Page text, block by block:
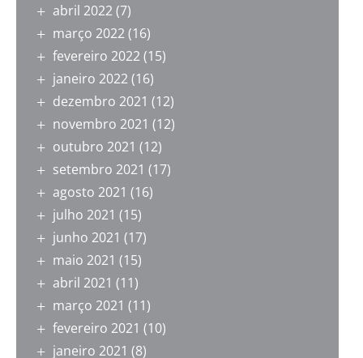
abril 2022(7)
março 2022(16)
fevereiro 2022(15)
janeiro 2022(16)
dezembro 2021 (12)
novembro 2021 (12)
outubro 2021 (12)
setembro 2021 (17)
agosto 2021 (16)
julho 2021 (15)
junho 2021 (17)
maio 2021 (15)
abril 2021 (11)
março 2021 (11)
fevereiro 2021 (10)
janeiro 2021 (8)